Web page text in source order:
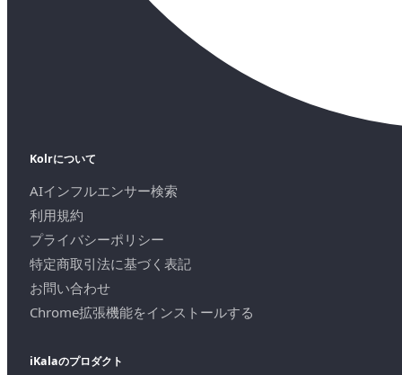
Kolrについて
AIインフルエンサー検索
利用規約
プライバシーポリシー
特定商取引法に基づく表記
お問い合わせ
Chrome拡張機能をインストールする
iKalaのプロダクト